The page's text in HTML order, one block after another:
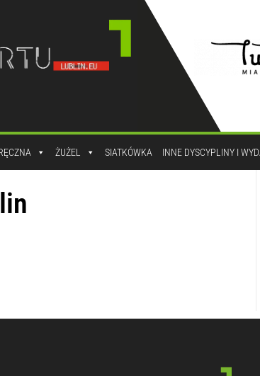
ŻUŻEL SIATKÓWKA INNE DYSCYPLINY I